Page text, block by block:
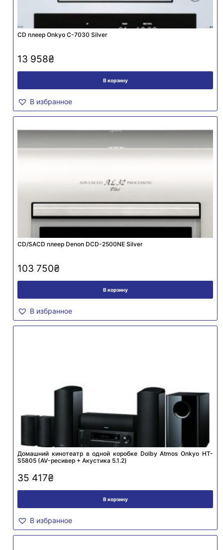
CD плеер Onkyo C-7030 Silver
13 958₴
В корзину
В избранное
CD/SACD плеер Denon DCD-2500NE Silver
103 750₴
В корзину
В избранное
Домашний кинотеатр в одной коробке Dolby Atmos Onkyo HT-
S5805 (AV-ресивер + Акустика 5.1.2)
35 417₴
В корзину
В избранное